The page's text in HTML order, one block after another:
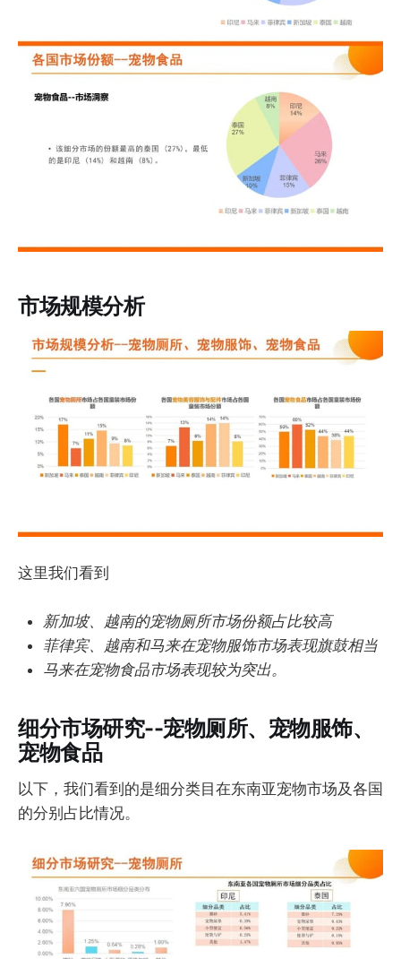
市场规模分析
这里我们看到
新加坡、越南的宠物厕所市场份额占比较高
菲律宾、越南和马来在宠物服饰市场表现旗鼓相当
马来在宠物食品市场表现较为突出。
细分市场研究--宠物厕所、宠物服饰、
宠物食品
以下，我们看到的是细分类目在东南亚宠物市场及各国
的分别占比情况。